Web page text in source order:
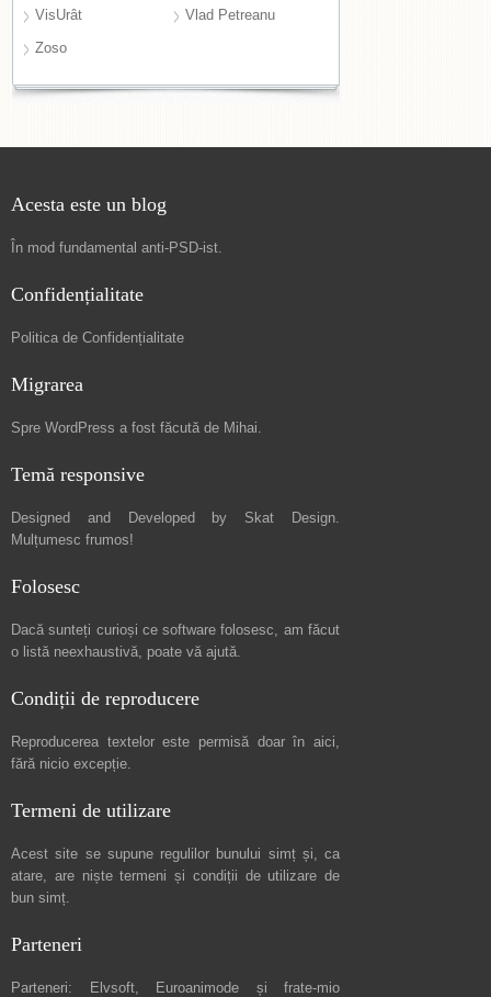
VisUrât
Vlad Petreanu
Zoso
Acesta este un blog
În mod fundamental anti-PSD-ist.
Confidențialitate
Politica de Confidențialitate
Migrarea
Spre WordPress a fost făcută de Mihai.
Temă responsive
Designed and Developed by Skat Design.
Mulțumesc frumos!
Folosesc
Dacă sunteți curioși ce software folosesc, am făcut
o listă neexhaustivă, poate vă ajută.
Condiții de reproducere
Reproducerea textelor este permisă doar în aici,
fără nicio excepție.
Termeni de utilizare
Acest site se supune regulilor bunului simț și, ca
atare, are niștetermeni și condiții de utilizare de
bun simț.
Parteneri
Parteneri: Elvsoft, Euroanimode și frate-mio